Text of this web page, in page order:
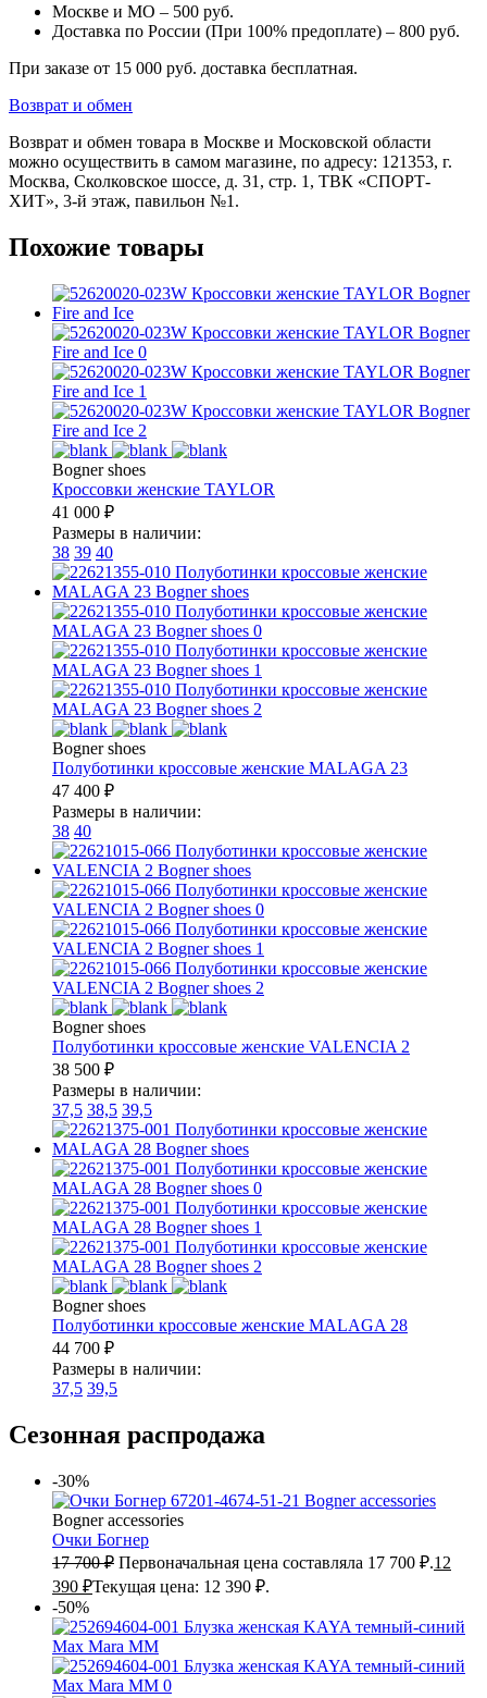
Москве и МО – 500 руб.
Доставка по России (При 100% предоплате) – 800 руб.
При заказе от 15 000 руб. доставка бесплатная.
Возврат и обмен
Возврат и обмен товара в Москве и Московской области
можно осуществить в самом магазине, по адресу: 121353, г.
Москва, Сколковское шоссе, д. 31, стр. 1, ТВК «СПОРТ-
ХИТ», 3-й этаж, павильон №1.
Похожие товары
Bogner shoes
Кроссовки женские TAYLOR
41 000 ₽
Размеры в наличии:
38 39 40
Bogner shoes
Полуботинки кроссовые женские MALAGA 23
47 400 ₽
Размеры в наличии:
38 40
Bogner shoes
Полуботинки кроссовые женские VALENCIA 2
38 500 ₽
Размеры в наличии:
37,5 38,5 39,5
Bogner shoes
Полуботинки кроссовые женские MALAGA 28
44 700 ₽
Размеры в наличии:
37,5 39,5
Сезонная распродажа
-30%
Bogner accessories
Очки Богнер
17 700₽ Первоначальная цена составляла 17 700 ₽.12
390 ₽Текущая цена: 12 390 ₽.
-50%